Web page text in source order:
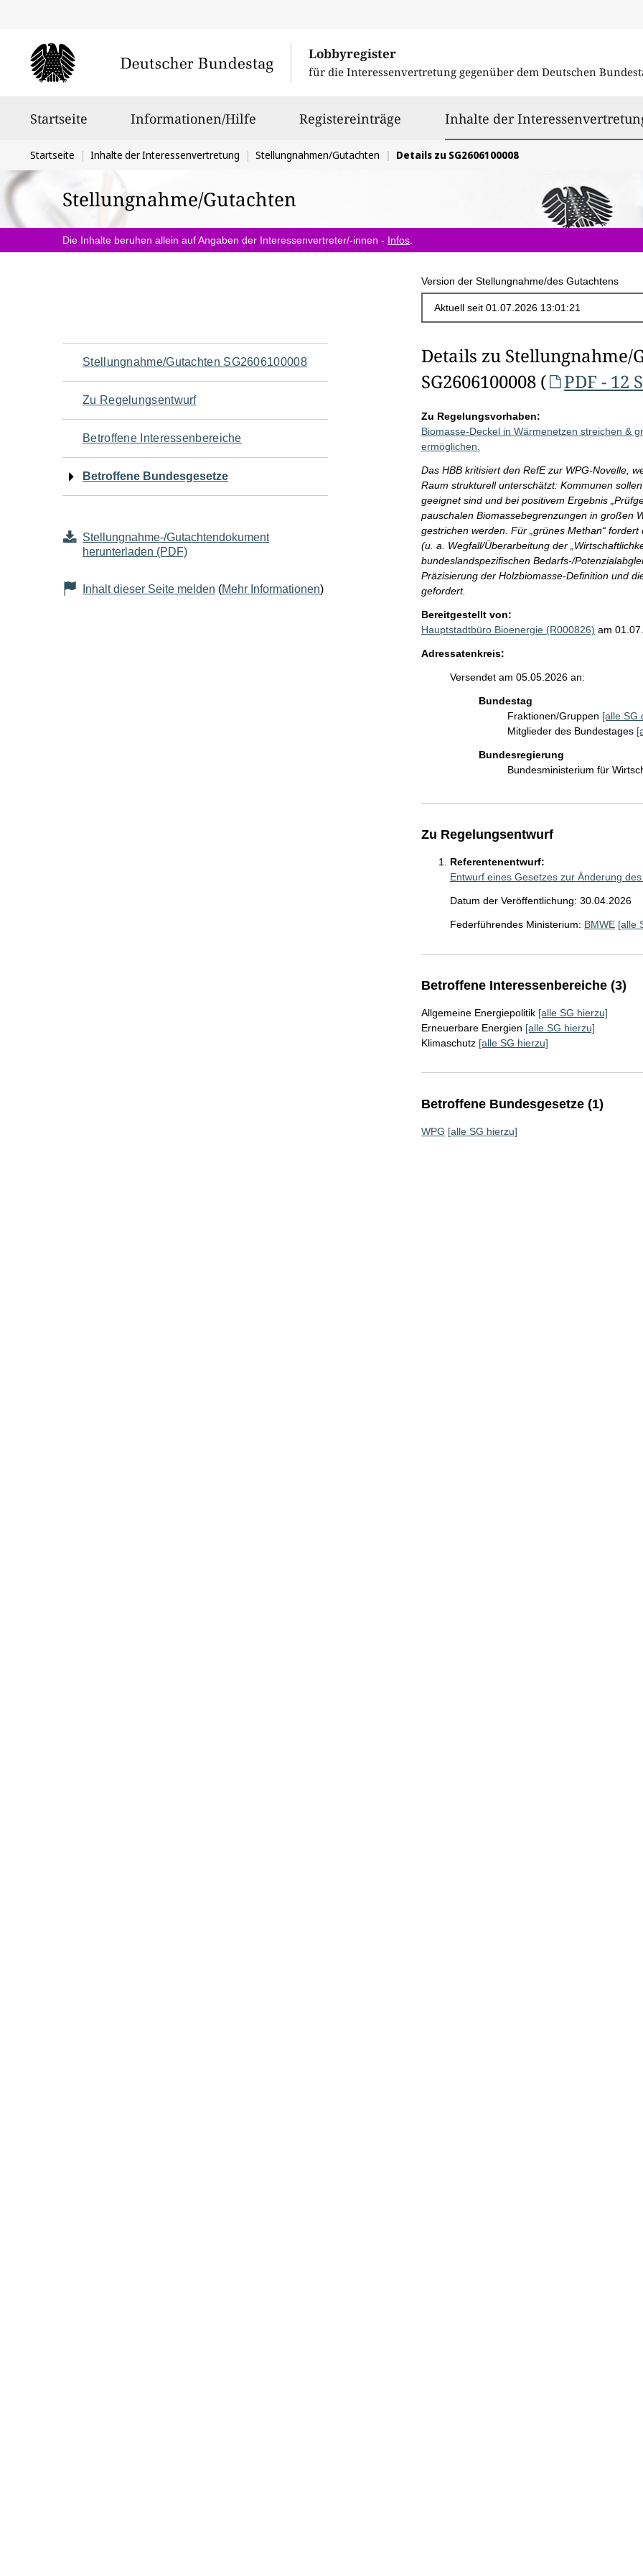
Lobbyregister
für die Interessenvertretung gegenüber dem Deutschen
Startseite Informationen/Hilfe Registereinträge Inhalte der
Sie
befinden
sich
hier:
Startseite Inhalte der Interessenvertretung Stellungnahmen/Gutachten Details zu SG2606100008
Stellungnahme/Gutachten
Die Inhalte beruhen allein auf Angaben der Interessenvertreter/-innen - Infos
Version der Stellungnahme/des Gutachtens
Navigation
für
den
Seiteninhalt
Stellungnahme/Gutachten SG2606100008
Zu Regelungsentwurf
Betroffene Interessenbereiche
Betroffene Bundesgesetze
Stellungnahme-/Gutachtendokument
herunterladen (PDF)
Inhalt dieser Seite melden (Mehr Informationen)
Details zu Stellungnahme/
SG2606100008 (
PDF - 12
Zu Regelungsvorhaben:
Biomasse-Deckel in Wärmenetzen streichen &
ermöglichen.
Das HBB kritisiert den RefE zur WPG-Novelle,
Raum strukturell unterschätzt: Kommunen
geeignet sind und bei positivem Ergebnis
pauschalen Biomassebegrenzungen in großen
gestrichen werden. Für „grünes Methan“
(u. a. Wegfall/Überarbeitung der
bundeslandspezifischen Bedarfs-/
Präzisierung der Holzbiomasse-Definition und
gefordert.
Bereitgestellt von:
Hauptstadtbüro Bioenergie (R000826) am
Adressatenkreis:
Versendet am 05.05.2026 an:
Bundestag
Fraktionen/Gruppen [alle SG
Mitglieder des Bundestages
Bundesregierung
Bundesministerium für
Zu Regelungsentwurf
Referentenentwurf:
Entwurf eines Gesetzes zur Änderung
Datum der Veröffentlichung: 30.04.2026
Federführendes Ministerium: BMWE [alle
Betroffene Interessenbereiche (3)
Allgemeine Energiepolitik [alle SG hierzu]
Erneuerbare Energien [alle SG hierzu]
Klimaschutz [alle SG hierzu]
Betroffene Bundesgesetze (1)
WPG [alle SG hierzu]